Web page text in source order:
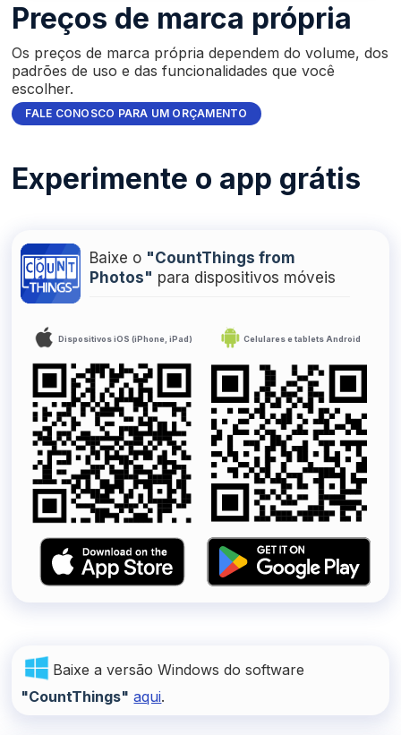
Preços de marca própria
Os preços de marca própria dependem do volume, dos
padrões de uso e das funcionalidades que você
escolher.
FALE CONOSCO PARA UM ORÇAMENTO
Experimente o app grátis
Baixe o "CountThings from
Photos" para dispositivos móveis
Dispositivos iOS (iPhone, iPad) Celulares e tablets Android
Baixe a versão Windows do software
"CountThings" aqui.